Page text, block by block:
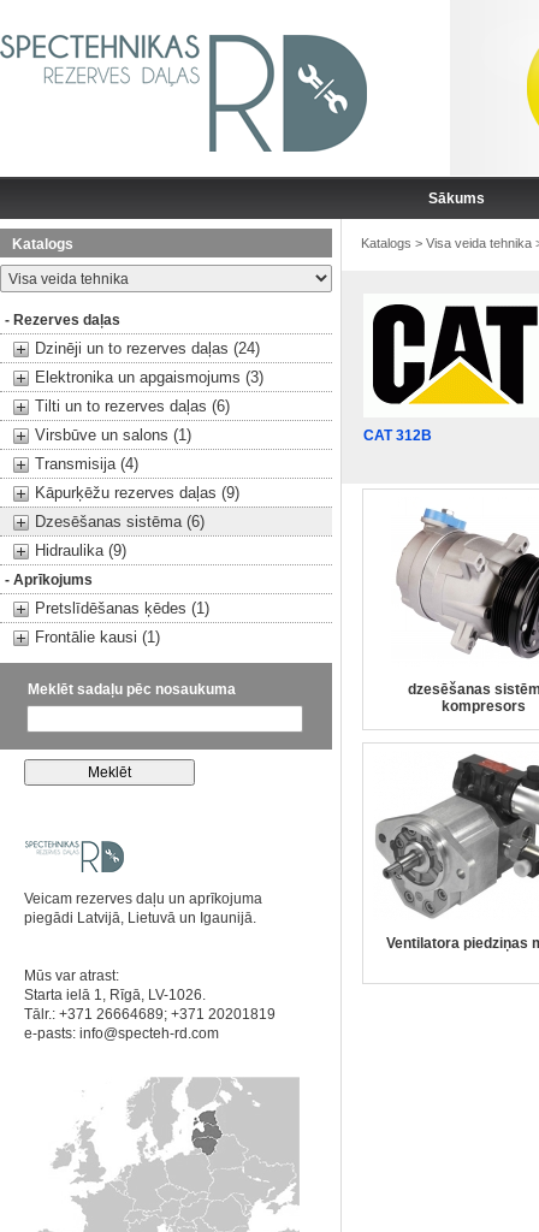
Sākums
Katalogs
- Rezerves daļas
Dzinēji un to rezerves daļas (24)
Elektronika un apgaismojums (3)
Tilti un to rezerves daļas (6)
Virsbūve un salons (1)
Transmisija (4)
Kāpurķēžu rezerves daļas (9)
Dzesēšanas sistēma (6)
Hidraulika (9)
- Aprīkojums
Pretslīdēšanas ķēdes (1)
Frontālie kausi (1)
Meklēt sadaļu pēc nosaukuma
Veicam rezerves daļu un aprīkojuma
piegādi Latvijā, Lietuvā un Igaunijā.
Mūs var atrast:
Starta ielā 1, Rīgā, LV-1026.
Tālr.: +371 26664689; +371 20201819
e-pasts: info@specteh-rd.com
Katalogs > Visa veida tehnika
CAT 312B
dzesēšanas
kompresors
Ventilatora piedziņas